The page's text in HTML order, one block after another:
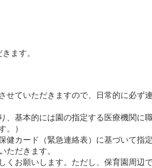
ます。
せていただきますので、日常的に必ず
、基本的には園の指定する医療機関に
。）
健カード（緊急連絡表）に基づいて指
ただきます。
くお願いします。ただし、保育園周辺